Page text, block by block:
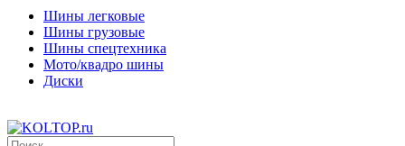
Шины легковые
Шины грузовые
Шины спецтехника
Мото/квадро шины
Диски